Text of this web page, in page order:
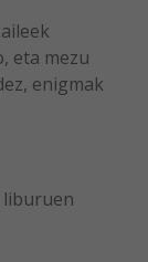
eta mezu
enigmak
liburuen